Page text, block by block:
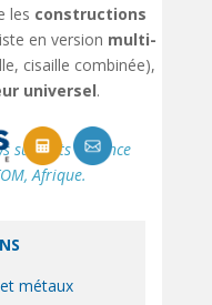
les constructions
en version multi-
cisaille combinée),
universel.
suivants : France
Afrique.
métaux